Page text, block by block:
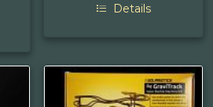
Details